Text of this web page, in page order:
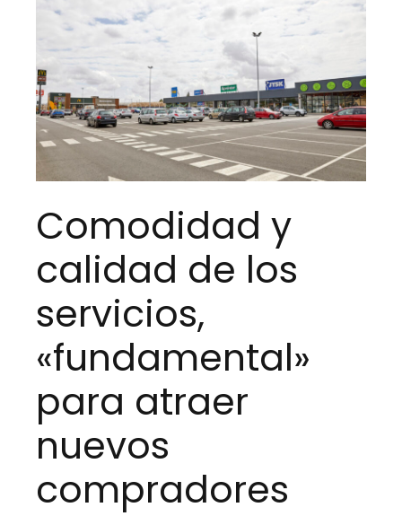
Comodidad y
calidad de los
servicios,
«fundamental»
para atraer
nuevos
compradores